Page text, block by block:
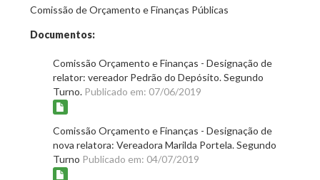
Comissão de Orçamento e Finanças Públicas
Documentos:
Comissão Orçamento e Finanças - Designação de
relator: vereador Pedrão do Depósito. Segundo
Turno. Publicado em: 07/06/2019
Comissão Orçamento e Finanças - Designação de
nova relatora: Vereadora Marilda Portela. Segundo
Turno Publicado em: 04/07/2019